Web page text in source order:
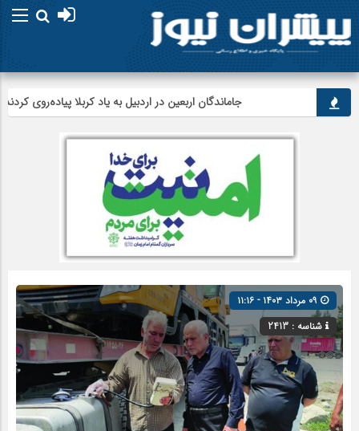
جاماندگان اربعین در اردبیل به یاد کربلا پیاده‌روی کردند
شناسه : 2413